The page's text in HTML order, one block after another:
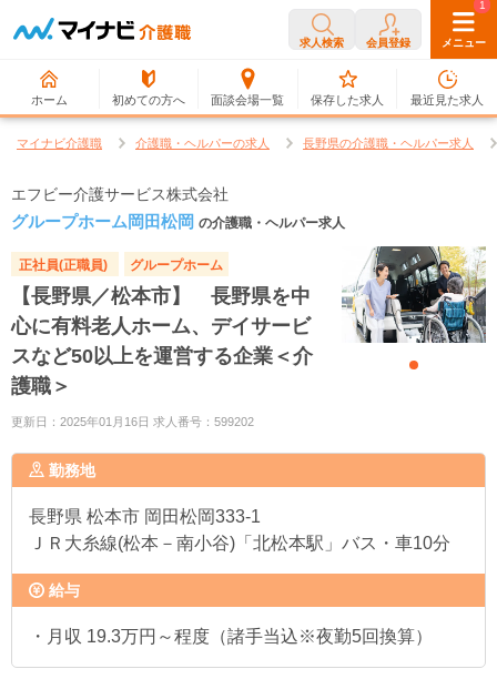
求人検索 会員登録 メニュー
ホーム 初めての方へ 面談会場一覧
0
保存した求人
1
最近見た求人
マイナビ介護職 介護職・ヘルパーの求人 長野県の介護職・ヘルパー求人
エフビー介護サービス株式会社
グループホーム岡田松岡 の介護職・ヘルパー求人
正社員(正職員) グループホーム
【長野県／松本市】 長野県を中
心に有料老人ホーム、デイサービ
スなど50以上を運営する企業＜介
護職＞
更新日：2025年01月16日 求人番号：599202
勤務地
長野県 松本市 岡田松岡333-1
ＪＲ大糸線(松本－南小谷)「北松本駅」バス・車10分
給与
・月収 19.3万円～程度（諸手当込※夜勤5回換算）